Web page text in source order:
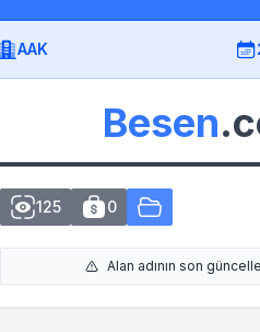
AAK
Besen
125 0
Alan adının son